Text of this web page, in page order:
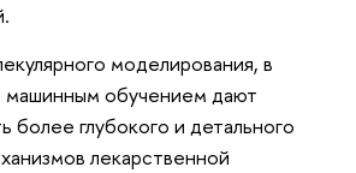
моделирования, в
машинным обучением дают
более глубокого и детального
лекарственной